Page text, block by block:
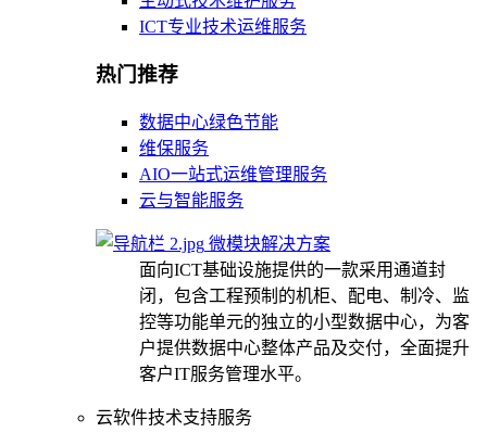
ICT专业技术运维服务
热门推荐
数据中心绿色节能
维保服务
AIO一站式运维管理服务
云与智能服务
微模块解决方案
面向ICT基础设施提供的一款采用通道封
闭，包含工程预制的机柜、配电、制冷、监
控等功能单元的独立的小型数据中心，为客
户提供数据中心整体产品及交付，全面提升
客户IT服务管理水平。
云软件技术支持服务